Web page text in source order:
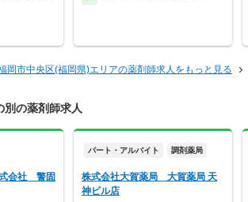
岡市中央区(福岡県)エリアの薬剤師求人をもっと見る
別の薬剤師求人
会社 警固
パート・アルバイト 調剤薬局
株式会社大賀薬局 大賀薬局 天
神ビル店